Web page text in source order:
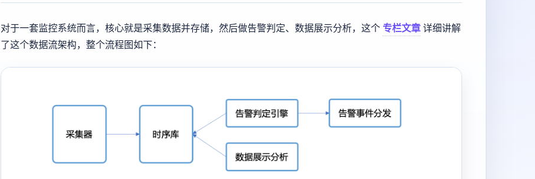
对于一套监控系统而言，核心就是采集数据并存储，然后做告警判定、数据展示分析，这个专栏文章详细讲解
了这个数据流架构，整个流程图如下：